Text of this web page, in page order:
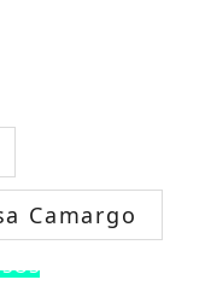
Camargo